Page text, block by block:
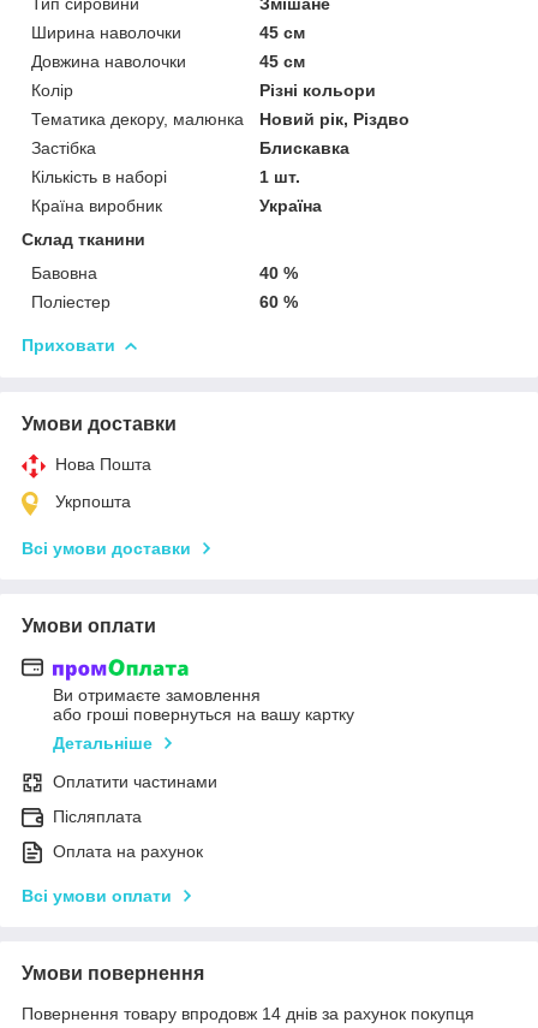
Ширина наволочки
45 см
Довжина наволочки
45 см
Колір
Різні кольори
Тематика декору, малюнка
Новий рік, Різдво
Застібка
Блискавка
Кількість в наборі
1 шт.
Країна виробник
Україна
Склад тканини
Бавовна
40 %
Поліестер
60 %
Приховати
Умови доставки
Нова Пошта
Укрпошта
Всі умови доставки
Умови оплати
Ви отримаєте замовлення
або гроші повернуться на вашу картку
Детальніше
Оплатити частинами
Післяплата
Оплата на рахунок
Всі умови оплати
Умови повернення
Повернення товару впродовж 14 днів за рахунок покупця